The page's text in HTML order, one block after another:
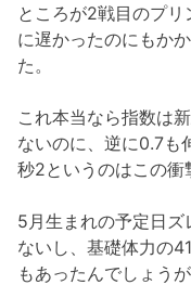
ところが2戦目のプ
に遅かったのにもか
た。
これ本当なら指数は
ないのに、逆に0.7も
秒2というのはこの衝
5月生まれの予定日ズ
ないし、基礎体力の
もあったんでしょう